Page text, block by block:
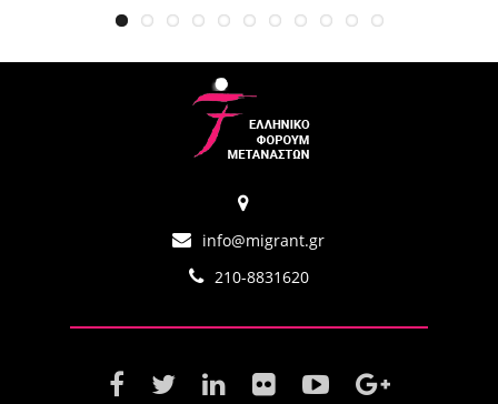
info@migrant.gr
210-8831620